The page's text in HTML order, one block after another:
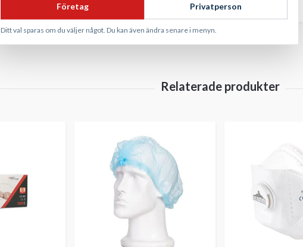
Företag Privatperson
Ditt val sparas om du väljer något. Du kan även ändra senare i menyn.